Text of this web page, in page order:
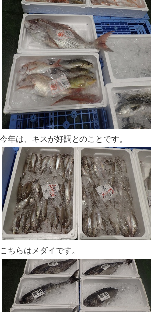
今年は、キスが好調とのことです。
こちらはメダイです。